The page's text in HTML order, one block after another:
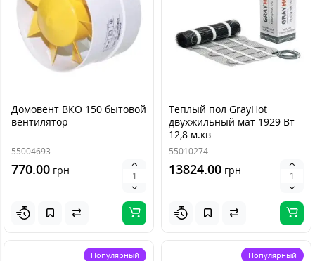
Домовент ВКО 150 бытовой
вентилятор
55004693
770.00 грн
Теплый пол GrayHot
двухжильный мат 1929 Вт
12,8 м.кв
55010274
13824.00 грн
Популярный Популярный